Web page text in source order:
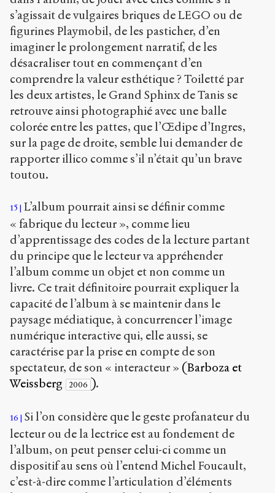
s’agissait de vulgaires briques de LEGO ou de
figurines Playmobil, de les pasticher, d’en
imaginer le prolongement narratif, de les
désacraliser tout en commençant d’en
comprendre la valeur esthétique ? Toiletté par
les deux artistes, le Grand Sphinx de Tanis se
retrouve ainsi photographié avec une balle
colorée entre les pattes, que l’Œdipe d’Ingres,
sur la page de droite, semble lui demander de
rapporter illico comme s’il n’était qu’un brave
toutou.
15 L’album pourrait ainsi se définir comme
« fabrique du lecteur », comme lieu
d’apprentissage des codes de la lecture partant
du principe que le lecteur va appréhender
l’album comme un objet et non comme un
livre. Ce trait définitoire pourrait expliquer la
capacité de l’album à se maintenir dans le
paysage médiatique, à concurrencer l’image
numérique interactive qui, elle aussi, se
caractérise par la prise en compte de son
spectateur, de son « interacteur » (Barboza et
Weissberg
2006 ).
16
Si l’on considère que le geste profanateur du
lecteur ou de la lectrice est au fondement de
l’album, on peut penser celui-ci comme un
dispositif au sens où l’entend Michel Foucault,
c’est-à-dire comme l’articulation d’éléments